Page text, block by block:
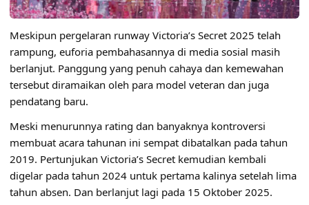
Meskipun pergelaran runway Victoria’s Secret 2025 telah
rampung, euforia pembahasannya di media sosial masih
berlanjut. Panggung yang penuh cahaya dan kemewahan
tersebut diramaikan oleh para model veteran dan juga
pendatang baru.
Meski menurunnya rating dan banyaknya kontroversi
membuat acara tahunan ini sempat dibatalkan pada tahun
2019. Pertunjukan Victoria’s Secret kemudian kembali
digelar pada tahun 2024 untuk pertama kalinya setelah lima
tahun absen. Dan berlanjut lagi pada 15 Oktober 2025.